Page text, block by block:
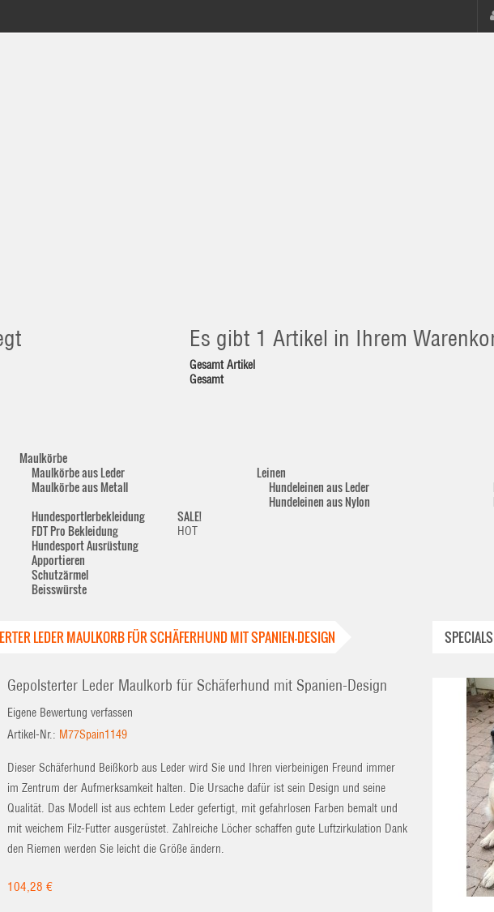
Es gibt 1 Artikel in Ihrem
Gesamt Artikel
Gesamt
Maulkörbe
Maulkörbe aus Leder
Maulkörbe aus Metall
Leinen
Hundeleinen aus Leder
Hundeleinen aus Nylon
Hundesportlerbekleidung
FDT Pro Bekleidung
Hundesport Ausrüstung
Apportieren
Schutzärmel
Beisswürste
SALE!
HOT
LEDER MAULKORB FÜR SCHÄFERHUND MIT SPANIEN-DESIGN
Gepolsterter Leder Maulkorb für Schäferhund mit Spanien-Design
Eigene Bewertung verfassen
Artikel-Nr.: M77Spain1149
Dieser Schäferhund Beißkorb aus Leder wird Sie und Ihren vierbeinigen Freund immer
im Zentrum der Aufmerksamkeit halten. Die Ursache dafür ist sein Design und seine
Qualität. Das Modell ist aus echtem Leder gefertigt, mit gefahrlosen Farben bemalt und
mit weichem Filz-Futter ausgerüstet. Zahlreiche Löcher schaffen gute Luftzirkulation Dank
den Riemen werden Sie leicht die Größe ändern.
104,28 €